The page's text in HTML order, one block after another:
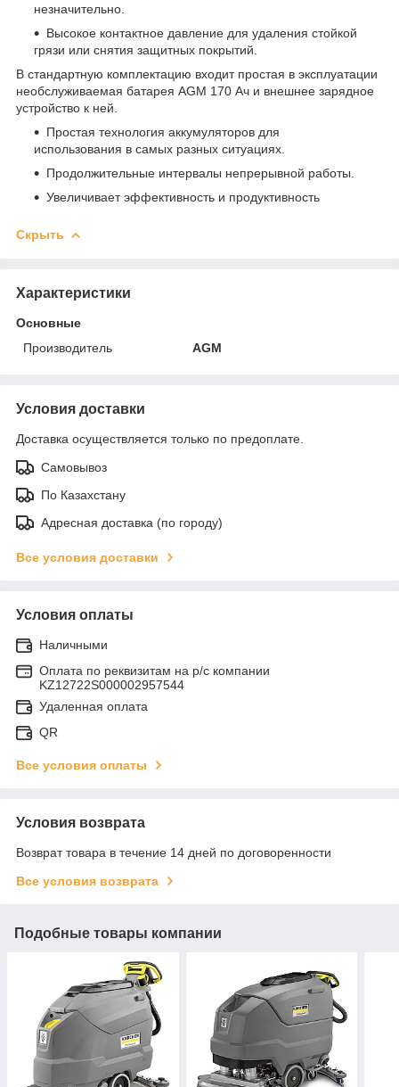
незначительно.
Высокое контактное давление для удаления стойкой
грязи или снятия защитных покрытий.
В стандартную комплектацию входит простая в эксплуатации
необслуживаемая батарея AGM 170 Ач и внешнее зарядное
устройство к ней.
Простая технология аккумуляторов для
использования в самых разных ситуациях.
Продолжительные интервалы непрерывной работы.
Увеличивает эффективность и продуктивность
Скрыть
Характеристики
Основные
Производитель
AGM
Условия доставки
Доставка осуществляется только по предоплате.
Самовывоз
По Казахстану
Адресная доставка (по городу)
Все условия доставки
Условия оплаты
Наличными
Оплата по реквизитам на р/с компании
KZ12722S000002957544
Удаленная оплата
QR
Все условия оплаты
Условия возврата
Возврат товара в течение 14 дней по договоренности
Все условия возврата
Подобные товары компании